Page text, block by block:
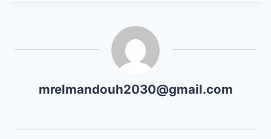
mrelmandouh2030@gmail.com